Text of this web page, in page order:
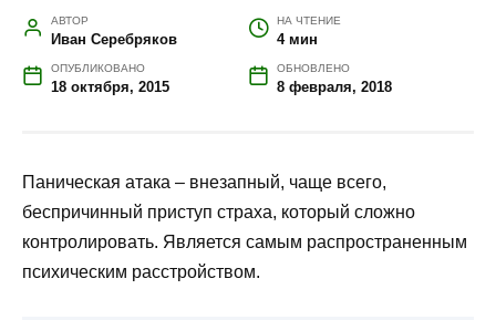
АВТОР
Иван Серебряков
НА ЧТЕНИЕ
4 мин
ОПУБЛИКОВАНО
18 октября, 2015
ОБНОВЛЕНО
8 февраля, 2018
Паническая атака – внезапный, чаще всего,
беспричинный приступ страха, который сложно
контролировать. Является самым распространенным
психическим расстройством.